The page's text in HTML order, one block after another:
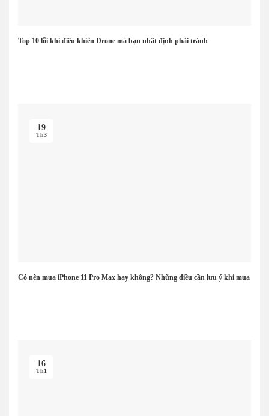
Top 10 lỗi khi điều khiển Drone mà bạn nhất định phải tránh
Có nên mua iPhone 11 Pro Max hay không? Những điều cần lưu ý khi mua
19
Th3
16
Th1